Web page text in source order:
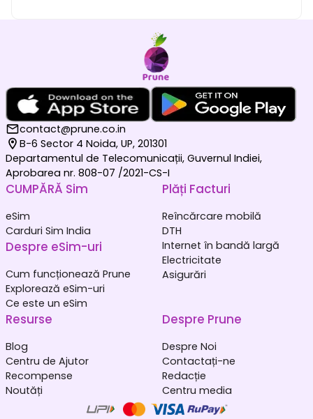
contact@prune.co.in
B-6 Sector 4 Noida, UP, 201301
Departamentul de Telecomunicații, Guvernul Indiei,
Aprobarea nr. 808-07 /2021-CS-I
CUMPĂRĂ Sim
eSim
Carduri Sim India
Despre eSim-uri
Cum funcționează Prune
Explorează eSim-uri
Ce este un eSim
Plăți Facturi
Reîncărcare mobilă
DTH
Internet în bandă largă
Electricitate
Asigurări
Resurse
Blog
Centru de Ajutor
Recompense
Noutăți
Despre Prune
Despre Noi
Contactați-ne
Redacție
Centru media